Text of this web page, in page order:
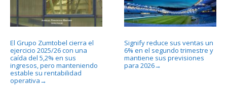
El Grupo Zumtobel cierra el
ejercicio 2025/26 con una
caída del 5,2% en sus
ingresos, pero manteniendo
estable su rentabilidad
operativa →
Signify reduce sus ventas un
6% en el segundo trimestre y
mantiene sus previsiones
para 2026→